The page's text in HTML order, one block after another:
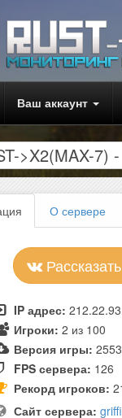
Ваш аккаунт
>X2(MAX-7)
О сервере
IP адрес:
Игроки: 2 из 100
Версия игры: 2553
FPS сервера: 126
Рекорд игроков:
Сайт сервера: